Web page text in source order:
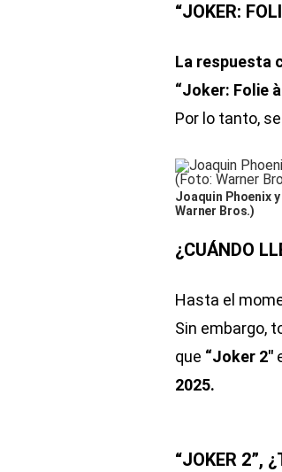
“JOKER:
La respuesta
“Joker: Folie à
Por lo tanto,
Joaquin Phoenix
Warner Bros.)
¿CUÁNDO
Hasta el
Sin embargo,
que “Joker 2″
2025.
“JOKER 2”,